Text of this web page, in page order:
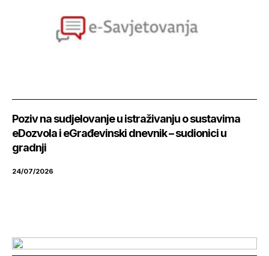
Poziv na sudjelovanje u istraživanju o sustavima
eDozvola i eGrađevinski dnevnik – sudionici u
gradnji
24/07/2026